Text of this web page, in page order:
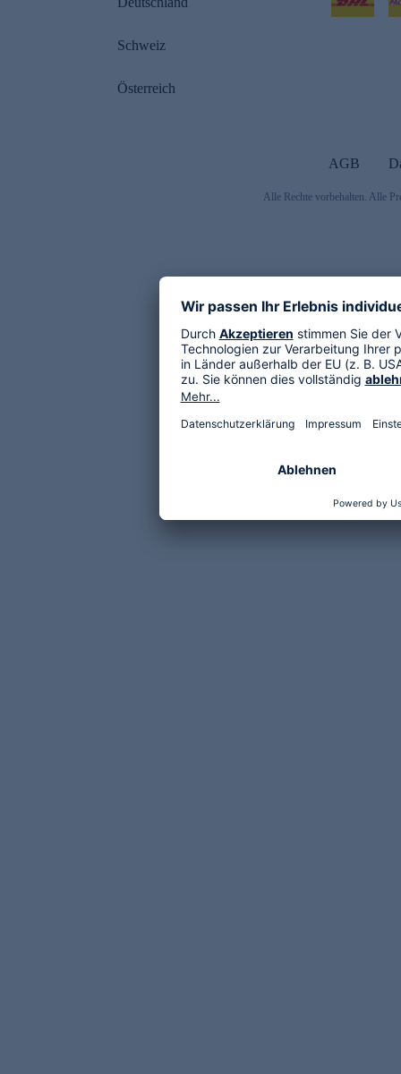
Schweiz
Österreich
AGB
Alle Rechte vorbehalten. Alle